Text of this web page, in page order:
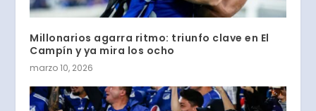
Millonarios agarra ritmo: triunfo clave en El
Campín y ya mira los ocho
marzo 10, 2026